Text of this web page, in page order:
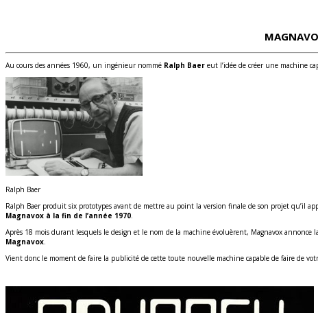
Au cours des années 1960, un ingénieur nommé Ralph Baer eut l’idée de créer une machine
Ralph Baer
Ralph Baer produit six prototypes avant de mettre au point la version finale de son projet qu’il
Magnavox à la fin de l’année 1970.
Après 18 mois durant lesquels le design et le nom de la machine évoluèrent, Magnavox annonce
Magnavox.
Vient donc le moment de faire la publicité de cette toute nouvelle machine capable de faire de